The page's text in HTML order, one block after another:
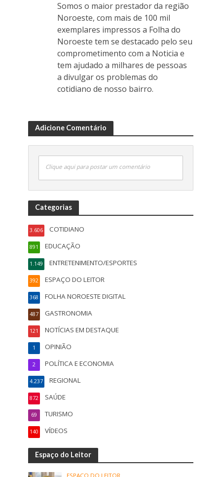
Somos o maior prestador da região
Noroeste, com mais de 100 mil
exemplares impressos a Folha do
Noroeste tem se destacado pelo seu
comprometimento com a Noticia e
tem ajudado a milhares de pessoas
a divulgar os problemas do
cotidiano de nosso bairro.
Adicione Comentário
Clique aqui para postar um comentário
Categorias
COTIDIANO
3.606
EDUCAÇÃO
891
ENTRETENIMENTO/ESPORTES
1.149
ESPAÇO DO LEITOR
392
FOLHA NOROESTE DIGITAL
368
GASTRONOMIA
487
NOTÍCIAS EM DESTAQUE
121
OPINIÃO
1
POLÍTICA E ECONOMIA
2
REGIONAL
4.237
SAÚDE
872
TURISMO
69
VÍDEOS
140
Espaço do Leitor
ESPAÇO DO LEITOR